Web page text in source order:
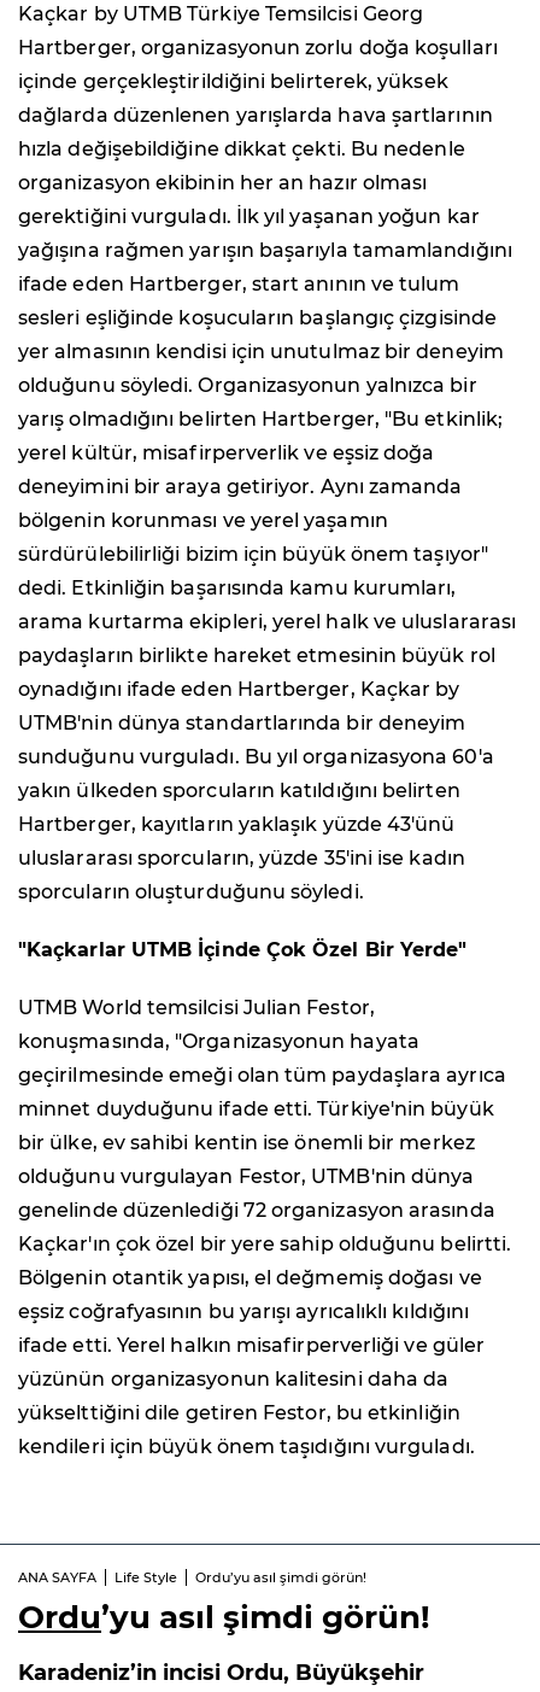
Kaçkar by UTMB Türkiye Temsilcisi Georg
Hartberger, organizasyonun zorlu doğa koşulları
içinde gerçekleştirildiğini belirterek, yüksek
dağlarda düzenlenen yarışlarda hava şartlarının
hızla değişebildiğine dikkat çekti. Bu nedenle
organizasyon ekibinin her an hazır olması
gerektiğini vurguladı. İlk yıl yaşanan yoğun kar
yağışına rağmen yarışın başarıyla tamamlandığını
ifade eden Hartberger, start anının ve tulum
sesleri eşliğinde koşucuların başlangıç çizgisinde
yer almasının kendisi için unutulmaz bir deneyim
olduğunu söyledi. Organizasyonun yalnızca bir
yarış olmadığını belirten Hartberger, "Bu etkinlik;
yerel kültür, misafirperverlik ve eşsiz doğa
deneyimini bir araya getiriyor. Aynı zamanda
bölgenin korunması ve yerel yaşamın
sürdürülebilirliği bizim için büyük önem taşıyor"
dedi. Etkinliğin başarısında kamu kurumları,
arama kurtarma ekipleri, yerel halk ve uluslararası
paydaşların birlikte hareket etmesinin büyük rol
oynadığını ifade eden Hartberger, Kaçkar by
UTMB'nin dünya standartlarında bir deneyim
sunduğunu vurguladı. Bu yıl organizasyona 60'a
yakın ülkeden sporcuların katıldığını belirten
Hartberger, kayıtların yaklaşık yüzde 43'ünü
uluslararası sporcuların, yüzde 35'ini ise kadın
sporcuların oluşturduğunu söyledi.
"Kaçkarlar UTMB İçinde Çok Özel Bir Yerde"
UTMB World temsilcisi Julian Festor,
konuşmasında, "Organizasyonun hayata
geçirilmesinde emeği olan tüm paydaşlara ayrıca
minnet duyduğunu ifade etti. Türkiye'nin büyük
bir ülke, ev sahibi kentin ise önemli bir merkez
olduğunu vurgulayan Festor, UTMB'nin dünya
genelinde düzenlediği 72 organizasyon arasında
Kaçkar'ın çok özel bir yere sahip olduğunu belirtti.
Bölgenin otantik yapısı, el değmemiş doğası ve
eşsiz coğrafyasının bu yarışı ayrıcalıklı kıldığını
ifade etti. Yerel halkın misafirperverliği ve güler
yüzünün organizasyonun kalitesini daha da
yükselttiğini dile getiren Festor, bu etkinliğin
kendileri için büyük önem taşıdığını vurguladı.
ANA SAYFA Life Style Ordu’yu asıl şimdi görün!
Ordu’yu asıl şimdi görün!
Karadeniz’in incisi Ordu, Büyükşehir